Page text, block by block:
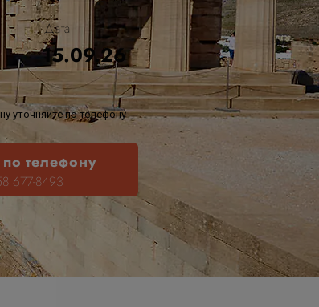
Дата
15.09.26
уточняйте по телефону
телефону
677-8493